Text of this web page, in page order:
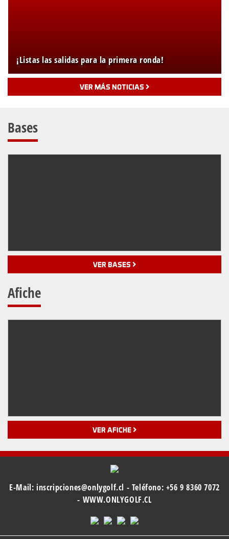
¡Listas las salidas para la primera ronda!
VER MÁS NOTICIAS
Bases
VER BASES
Afiche
VER AFICHE
E-Mail: inscripciones@onlygolf.cl - Teléfono: +56 9 8360 7072
- WWW.ONLYGOLF.CL